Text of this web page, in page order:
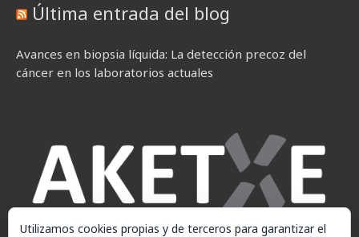
Última entrada del blog
Avances en biopsia líquida: La detección precoz del
cáncer en los laboratorios actuales
Utilizamos cookies propias y de terceros para garantizar el